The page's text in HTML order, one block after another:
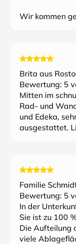
Wir kommen
Brita aus
Bewertung: 5
Mitten im
Rad- und
und Edeka,
ausgestattet.
Familie
Bewertung: 5
In der
Sie ist zu 100
Die Aufteilung
viele